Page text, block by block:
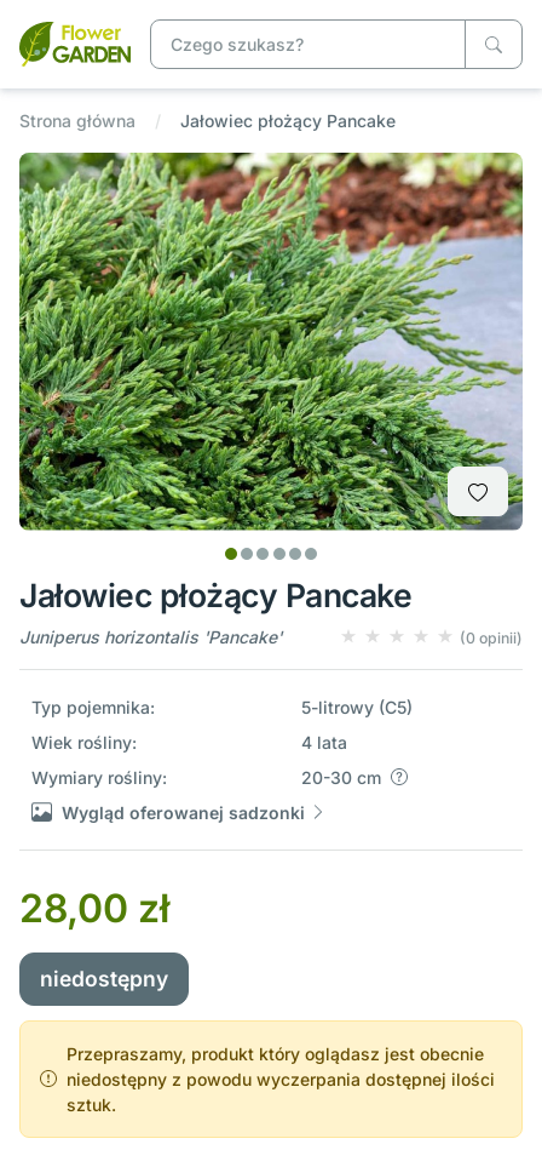
Strona główna Jałowiec płożący Pancake
Jałowiec płożący Pancake
Juniperus horizontalis 'Pancake' (0 opinii)
Typ pojemnika:
5-litrowy (C5)
Wiek rośliny:
4 lata
Wymiary rośliny:
20-30 cm
Wygląd oferowanej sadzonki
28,00 zł
niedostępny
Przepraszamy, produkt który oglądasz jest obecnie
niedostępny z powodu wyczerpania dostępnej ilości
sztuk.